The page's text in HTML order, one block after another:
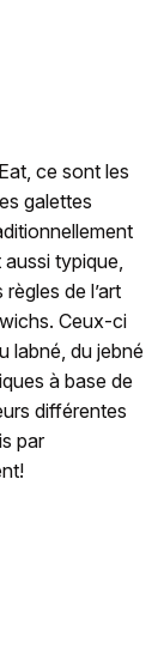
ce sont les
galettes
typique,
de l’art
Ceux-ci
labné, du jebné
à base de
différentes
par